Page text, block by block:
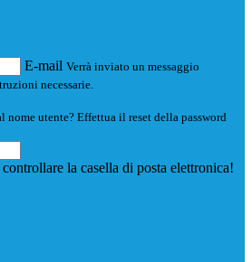
E-mail Verrà inviato un messaggio
necessarie.
nome utente? Effettua il reset della password
la casella di posta elettronica!